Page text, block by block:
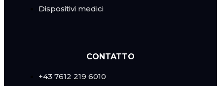
Dispositivi medici
CONTATTO
+43 7612 219 6010